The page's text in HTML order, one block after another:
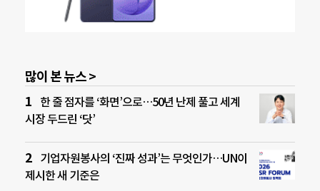
많이 본 뉴스 >
한 줄 점자를 ‘화면’으로…50년 난제 풀고 세계
시장 두드린 ‘닷’
기업자원봉사의 ‘진짜 성과’는 무엇인가…UN이
제시한 새 기준은